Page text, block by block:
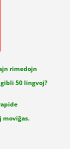
rimedojn
50 lingvoj?
moviĝas.